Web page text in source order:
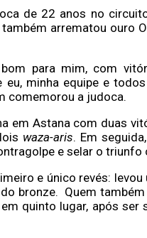
de 22 anos no
arrematou ouro
para mim, com
minha equipe e
comemorou a judoca.
em Astana com duas
waza-aris. Em
e selar o
e único revés:
bronze. Quem
quinto lugar, após ser